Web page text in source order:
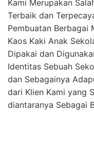
Kami Merupakan
Terbaik dan
Pembuatan Berbagai
Kaos Kaki Anak
Dipakai dan
Identitas Sebuah
dan Sebagainya
dari Klien Kami yang
diantaranya Sebagai